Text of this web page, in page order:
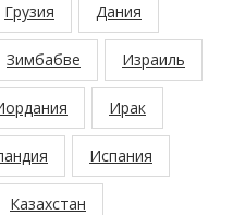
Грузия Дания
Зимбабве Израиль
Ирак
Испания
Казахстан